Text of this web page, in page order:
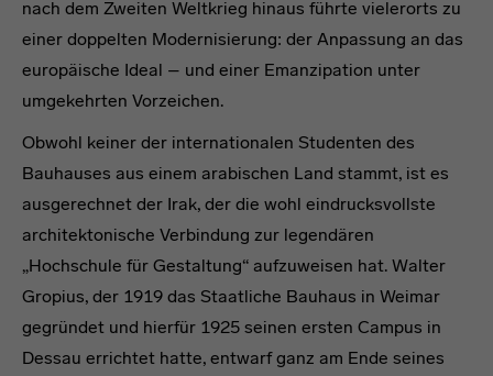
nach dem Zweiten Weltkrieg hinaus führte vielerorts zu
einer doppelten Modernisierung: der Anpassung an das
europäische Ideal – und einer Emanzipation unter
umgekehrten Vorzeichen.
Obwohl keiner der internationalen Studenten des
Bauhauses aus einem arabischen Land stammt, ist es
ausgerechnet der Irak, der die wohl eindrucksvollste
architektonische Verbindung zur legendären
„Hochschule für Gestaltung“ aufzuweisen hat. Walter
Gropius, der 1919 das Staatliche Bauhaus in Weimar
gegründet und hierfür 1925 seinen ersten Campus in
Dessau errichtet hatte, entwarf ganz am Ende seines